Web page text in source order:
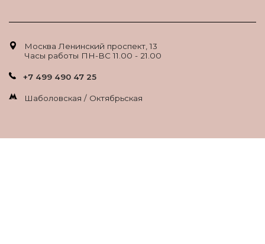
Москва Ленинский проспект, 13
Часы работы ПН-ВС 11.00 - 21.00
+7 499 490 47 25
Шаболовская / Октябрьская